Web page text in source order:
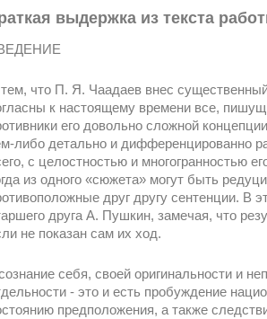
выдержка из текста
что П. Я. Чаадаев внес
к настоящему времени все,
его довольно сложной
либо детально и дифференцированно
с целостностью и многогранностью
из одного «сюжета» могут быть
друг другу сентенции. В
друга А. Пушкин, замечая, что
не показан сам их ход.
себя, своей оригинальности и
- это и есть пробуждение
предположения, а также